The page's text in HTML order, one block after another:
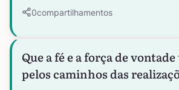
0compartilhamentos
Que a fé e a força de
pelos caminhos das